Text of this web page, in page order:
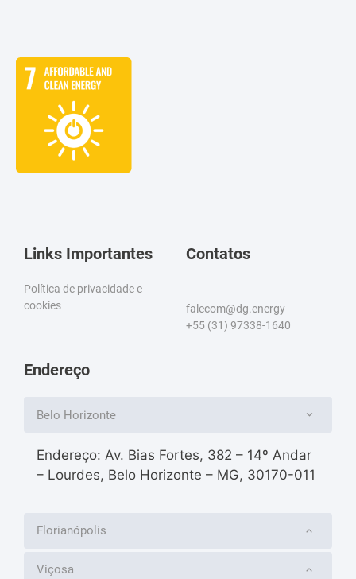
Links Importantes
Política de privacidade e
cookies
Contatos
falecom@dg.energy
+55 (31) 97338-1640
Endereço
Belo Horizonte
Endereço: Av. Bias Fortes, 382 – 14º Andar
– Lourdes, Belo Horizonte – MG, 30170-011
Florianópolis
Viçosa